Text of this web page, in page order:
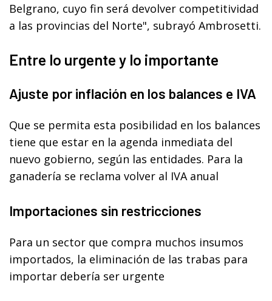
Belgrano, cuyo fin será devolver competitividad
a las provincias del Norte", subrayó Ambrosetti.
Entre lo urgente y lo importante
Ajuste por inflación en los balances e IVA
Que se permita esta posibilidad en los balances
tiene que estar en la agenda inmediata del
nuevo gobierno, según las entidades. Para la
ganadería se reclama volver al IVA anual
Importaciones sin restricciones
Para un sector que compra muchos insumos
importados, la eliminación de las trabas para
importar debería ser urgente